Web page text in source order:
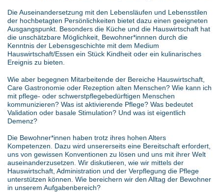
Die Auseinandersetzung mit den Lebensläufen und Lebensstilen
der hochbetagten Persönlichkeiten bietet dazu einen geeigneten
Ausgangspunkt. Besonders die Küche und die Hauswirtschaft hat
die unschätzbare Möglichkeit, Bewohner*innnen durch die
Kenntnis der Lebensgeschichte mit dem Medium
Hauswirtschaft/Essen ein Stück Kindheit oder ein kulinarisches
Ereignis zu bieten.
Wie aber begegnen Mitarbeitende der Bereiche Hauswirtschaft,
Care Gastronomie oder Rezeption alten Menschen? Wie kann ich
mit pflege- oder schwerstpflegebedürftigen Menschen
kommunizieren? Was ist aktivierende Pflege? Was bedeutet
Validation oder basale Stimulation? Und was ist eigentlich
Demenz?
Die Bewohner*innen haben trotz ihres hohen Alters
Kompetenzen. Dazu wird unsererseits eine Bereitschaft erfordert,
uns von gewissen Konventionen zu lösen und uns mit ihrer Welt
auseinanderzusetzen. Wir diskutieren, wie wir mittels der
Hauswirtschaft, Administration und der Verpflegung die Pflege
unterstützen können. Wie bereichern wir den Alltag der Bewohner
in unserem Aufgabenbereich?